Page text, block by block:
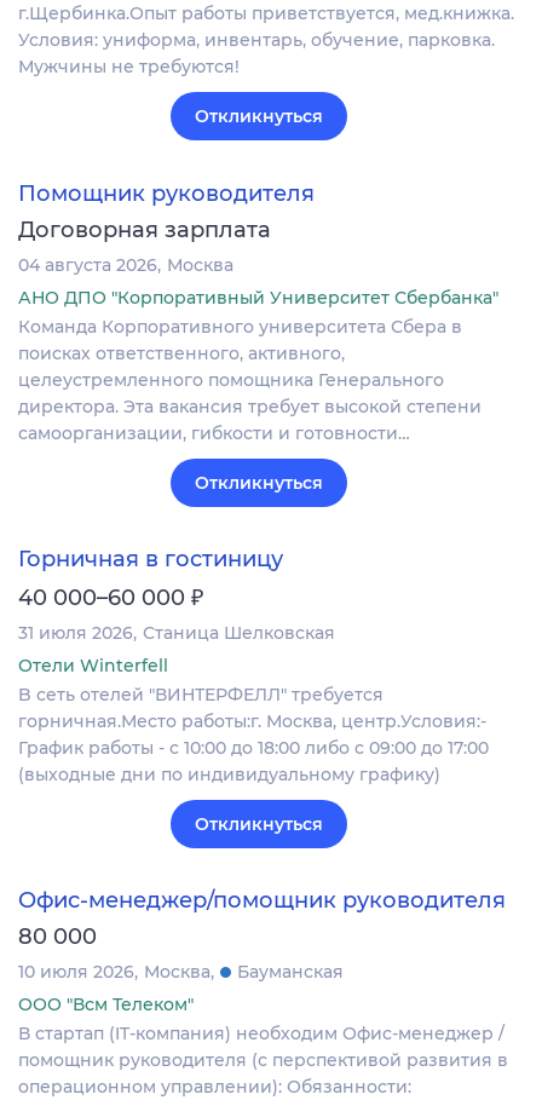
г.Щербинка.Опыт работы приветствуется, мед.книжка.
Условия: униформа, инвентарь, обучение, парковка.
Мужчины не требуются!
Откликнуться
Помощник руководителя
Договорная зарплата
04 августа 2026 Москва
АНО ДПО "Корпоративный Университет Сбербанка"
Команда Корпоративного университета Сбера в
поисках ответственного, активного,
целеустремленного помощника Генерального
директора. Эта вакансия требует высокой степени
самоорганизации, гибкости и готовности…
Откликнуться
Горничная в гостиницу
40 000–60 000 ₽
31 июля 2026 Станица Шелковская
Отели Winterfell
B сеть отелей "ВИНТЕРФЕЛЛ" требуется
горничная.Место работы:г. Москва, центр.Условия:-
График работы - с 10:00 до 18:00 либо c 09:00 до 17:00
(выходные дни по индивидуальному графику)
Откликнуться
Офис-менеджер/помощник руководителя
80 000
10 июля 2026 Москва
Бауманская
ООО "Всм Телеком"
В стартап (IT-компания) необходим Офис-менеджер /
помощник руководителя (с перспективой развития в
операционном управлении): Обязанности: